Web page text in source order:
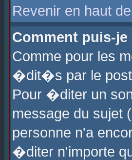
Revenir en haut
Comment puis-
Comme pour les
�dit�s par le
Pour �diter un
message du sujet
personne n'a
�diter n'importe